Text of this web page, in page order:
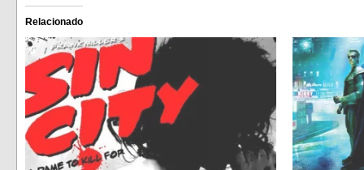
Facebook
(Se
abre
en
una
ventana
nueva)
en
una
ventana
nueva)
Relacionado